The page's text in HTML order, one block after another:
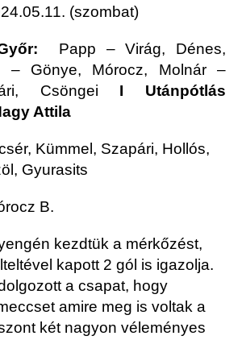
(szombat)
Papp – Virág, Dénes,
– Gönye, Mórocz, Molnár –
Csöngei
I Utánpótlás
Attila
Kümmel, Szapári, Hollós,
Gyurasits
B.
kezdtük a mérkőzést,
kapott 2 gól is igazolja.
a csapat, hogy
amire meg is voltak a
két nagyon véleményes